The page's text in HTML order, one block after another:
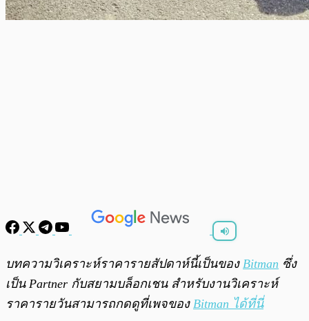
พร้อมเล่น
บทความวิเคราะห์ราคารายสัปดาห์นี้เป็นของ Bitman ซึ่ง
เป็น Partner กับสยามบล็อกเชน สำหรับงานวิเคราะห์
ราคารายวันสามารถกดดูที่เพจของ Bitman ได้ที่นี่